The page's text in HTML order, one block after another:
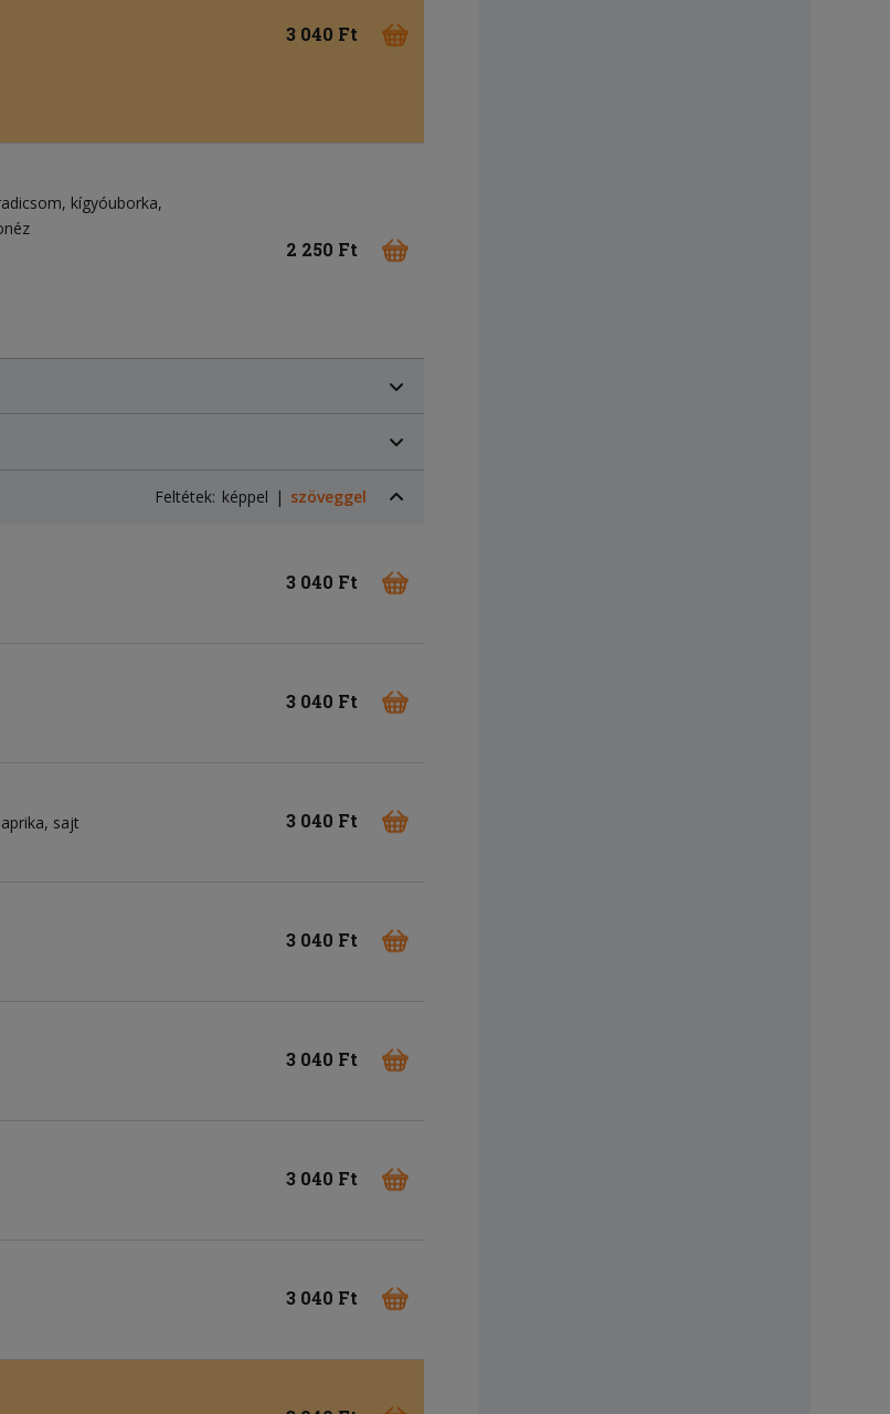
3 040 Ft
kígyóuborka
2 250 Ft
Feltétek: képpel szöveggel
3 040 Ft
3 040 Ft
sajt
3 040 Ft
3 040 Ft
3 040 Ft
3 040 Ft
3 040 Ft